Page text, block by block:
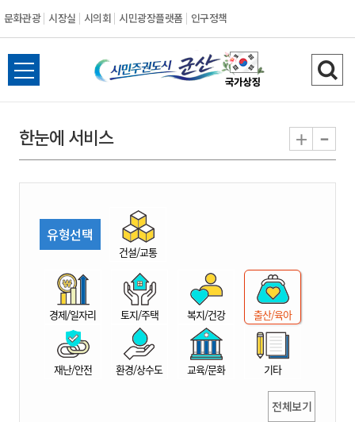
문화관광 시장실 시의회 시민광장플랫폼 인구정책
시
민
권
시
산
전
체
뉴
열
검
색
기
한눈에 서비스 + -
유형선택
건설/교통
경제/일자리 토지/주택 복지/건강 출산/육아
재난/안전 환경/상수도 교육/문화 기타
전체보기